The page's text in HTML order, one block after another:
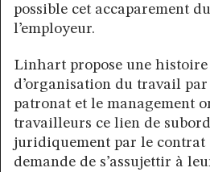
possible cet accaparement
l’employeur.
Linhart propose une histoire
d’organisation du travail
patronat et le management
travailleurs ce lien de
juridiquement par le
demande de s’assujettir à